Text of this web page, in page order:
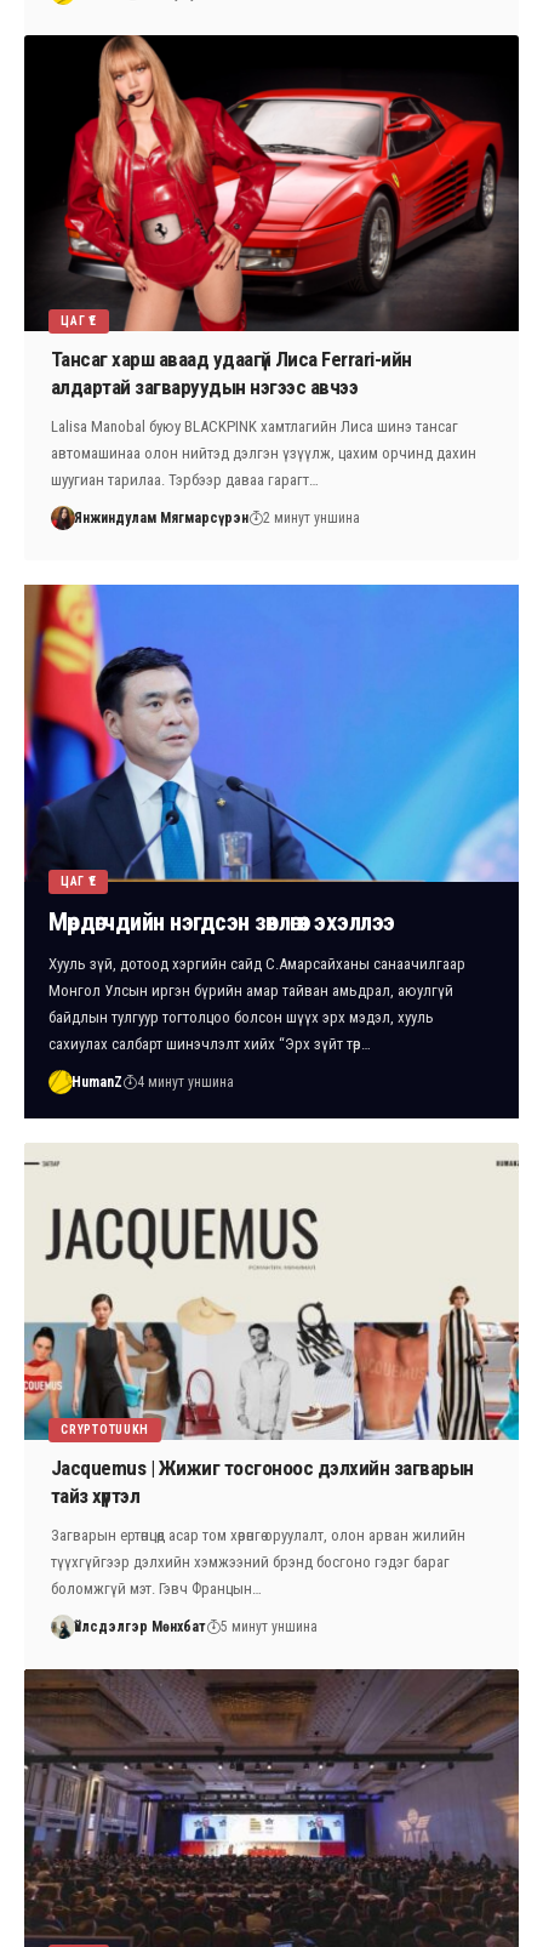
ЦАГ ҮЕ
Тансаг харш аваад удаагүй Лиса Ferrari-ийн
алдартай загваруудын нэгээс авчээ
Lalisa Manobal буюу BLACKPINK хамтлагийн Лиса шинэ тансаг
автомашинаа олон нийтэд дэлгэн үзүүлж, цахим орчинд дахин
шуугиан тарилаа. Тэрбээр даваа гарагт…
Янжиндулам Мягмарсүрэн 2 минут уншина
ЦАГ ҮЕ
Мөрдөгчдийн нэгдсэн зөвлөгөөн эхэллээ
Хууль зүй, дотоод хэргийн сайд С.Амарсайханы санаачилгаар
Монгол Улсын иргэн бүрийн амар тайван амьдрал, аюулгүй
байдлын тулгуур тогтолцоо болсон шүүх эрх мэдэл, хууль
сахиулах салбарт шинэчлэлт хийх “Эрх зүйт төр…
HumanZ 4 минут уншина
CRYPTOTUUKH
Jacquemus | Жижиг тосгоноос дэлхийн загварын
тайз хүртэл
Загварын ертөнцөд асар том хөрөнгө оруулалт, олон арван жилийн
түүхгүйгээр дэлхийн хэмжээний брэнд босгоно гэдэг бараг
боломжгүй мэт. Гэвч Францын…
Үйлсдэлгэр Мөнхбат 5 минут уншина